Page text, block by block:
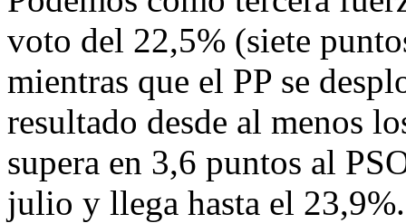
voto del 22,5% (siete
mientras que el PP se
resultado desde al menos
supera en 3,6 puntos al
julio y llega hasta el 23,9%.